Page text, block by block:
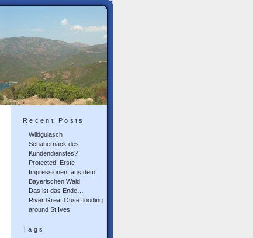
Recent Posts
Wildgulasch
Schabernack des
Kundendienstes?
Protected: Erste
Impressionen, aus dem
Bayerischen Wald
Das ist das Ende…
River Great Ouse flooding
around St Ives
Tags